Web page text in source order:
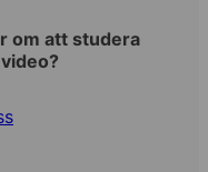
om att studera